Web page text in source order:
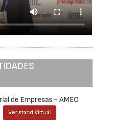
de Empresas - AMEC
Ver stand virtual